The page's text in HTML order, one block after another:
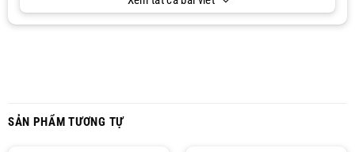
SẢN PHẨM TƯƠNG TỰ